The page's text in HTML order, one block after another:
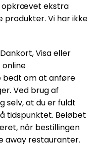
opkrævet ekstra
produkter. Vi har ikke
Visa eller
online
bedt om at anføre
Ved brug af
selv, at du er fuldt
tidspunktet. Beløbet
når bestillingen
away restauranter.